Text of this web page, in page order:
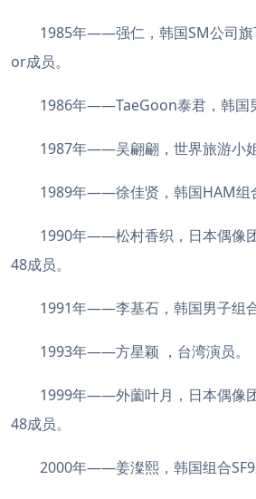
1985年——强仁，韩国SM公司
or成员。
1986年——TaeGoon泰君，韩国
1987年——吴翩翩，世界旅游小姐
1989年——徐佳贤，韩国HAM组
1990年——松村香织，日本偶像
48成员。
1991年——李基石，韩国男子组合
1993年——方星颖 ，台湾演员。
1999年——外薗叶月，日本偶像
48成员。
2000年——姜澯熙，韩国组合SF9